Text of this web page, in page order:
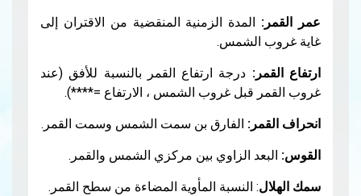
عمر القمر: المدة الزمنية المنقضية من الاقتران إلى
غاية غروب الشمس.
ارتفاع القمر: درجة ارتفاع القمر بالنسبة للأفق (عند
غروب القمر قبل غروب الشمس ، الارتفاع =****).
انحراف القمر: الفارق بن سمت الشمس وسمت القمر.
القوس: البعد الزاوي بين مركزي الشمس والقمر.
سمك الهلال: النسبة المأوية المضاءة من سطح القمر.